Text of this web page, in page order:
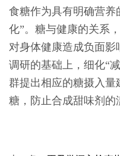
食糖作为具有明确营养
化”。糖与健康的关系
对身体健康造成负面
调研的基础上，细化“
群提出相应的糖摄入量
糖，防止合成甜味剂的